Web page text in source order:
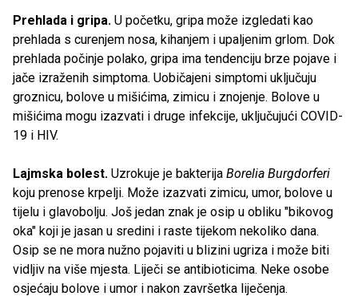
Prehlada i gripa. U početku, gripa može izgledati kao
prehlada s curenjem nosa, kihanjem i upaljenim grlom. Dok
prehlada počinje polako, gripa ima tendenciju brze pojave i
jače izraženih simptoma. Uobičajeni simptomi uključuju
groznicu, bolove u mišićima, zimicu i znojenje. Bolove u
mišićima mogu izazvati i druge infekcije, uključujući COVID-
19 i HIV.
Lajmska bolest. Uzrokuje je bakterija Borelia Burgdorferi
koju prenose krpelji. Može izazvati zimicu, umor, bolove u
tijelu i glavobolju. Još jedan znak je osip u obliku "bikovog
oka" koji je jasan u sredini i raste tijekom nekoliko dana.
Osip se ne mora nužno pojaviti u blizini ugriza i može biti
vidljiv na više mjesta. Liječi se antibioticima. Neke osobe
osjećaju bolove i umor i nakon završetka liječenja.